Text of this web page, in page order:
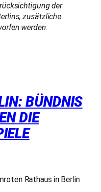
der
zusätzliche
werden.
BÜNDNIS
DIE